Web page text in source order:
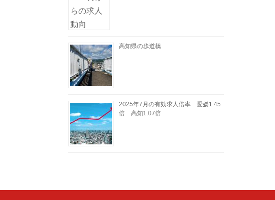
高知県の歩道橋
2025年7月の有効求人倍率 愛媛1.45
倍 高知1.07倍